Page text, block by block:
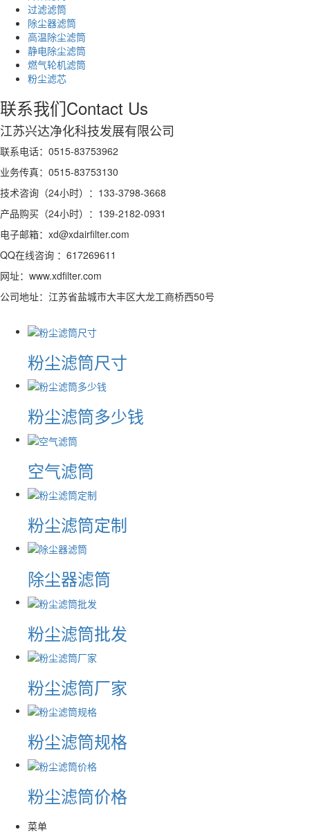
过滤滤筒
除尘器滤筒
高温除尘滤筒
静电除尘滤筒
燃气轮机滤筒
粉尘滤芯
联系我们Contact Us
江苏兴达净化科技发展有限公司
联系电话：0515-83753962
业务传真：0515-83753130
技术咨询（24小时）：133-3798-3668
产品购买（24小时）：139-2182-0931
电子邮箱：xd@xdairfilter.com
QQ在线咨询 ：617269611
网址：www.xdfilter.com
公司地址：江苏省盐城市大丰区大龙工商桥西50号
粉尘滤筒尺寸
粉尘滤筒多少钱
空气滤筒
粉尘滤筒定制
除尘器滤筒
粉尘滤筒批发
粉尘滤筒厂家
粉尘滤筒规格
粉尘滤筒价格
菜单